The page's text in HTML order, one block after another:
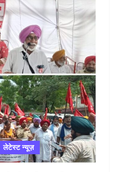
लेटेस्ट न्यूज़